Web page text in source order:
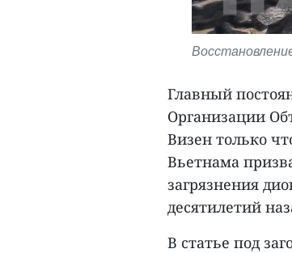
Главный
Организации
Визен только
Вьетнама
загрязнения
десятилетий
В статье под